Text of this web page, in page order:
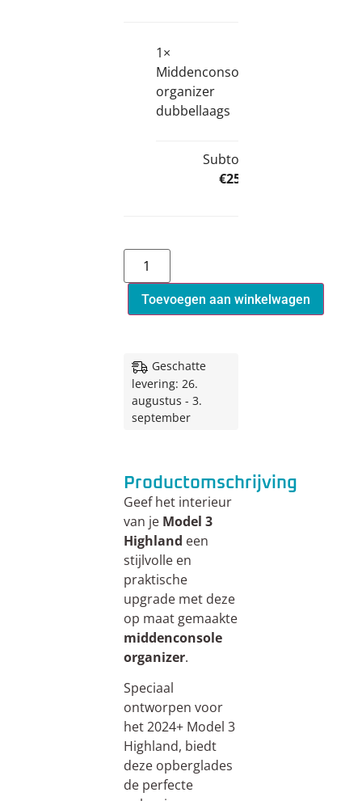
1×
Middenconsole
organizer
dubbellaags
Subtotal:
€25,00
Toevoegen aan winkelwagen
Geschatte
levering: 26.
augustus - 3.
september
Productomschrijving
Geef het interieur
van je Model 3
Highland een
stijlvolle en
praktische
upgrade met deze
op maat gemaakte
middenconsole
organizer.
Speciaal
ontworpen voor
het 2024+ Model 3
Highland, biedt
deze opberglades
de perfecte